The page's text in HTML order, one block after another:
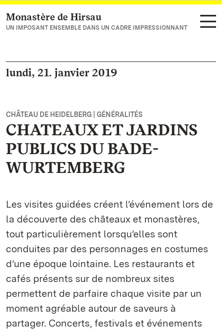
Vers la page d’accueil
Monastère de Hirsau
UN IMPOSANT ENSEMBLE DANS UN CADRE IMPRESSIONNANT
lundi, 21. janvier 2019
CHÂTEAU DE HEIDELBERG | GÉNÉRALITÉS
CHATEAUX ET JARDINS
PUBLICS DU BADE-
WURTEMBERG
Les visites guidées créent l’événement lors de
la découverte des châteaux et monastères,
tout particulièrement lorsqu’elles sont
conduites par des personnages en costumes
d’une époque lointaine. Les restaurants et
cafés présents sur de nombreux sites
permettent de parfaire chaque visite par un
moment agréable autour de saveurs à
partager. Concerts, festivals et événements